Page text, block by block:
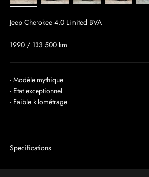
Jeep Cherokee 4.0 Limited BVA
1990 / 133 500 km
- Modèle mythique
- Etat exceptionnel
- Faible kilométrage
Specifications